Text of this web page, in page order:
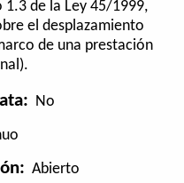
de la Ley 45/1999,
el desplazamiento
de una prestación
No
Abierto